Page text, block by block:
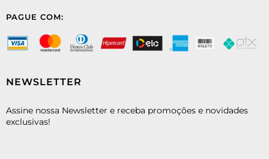
PAGUE COM:
NEWSLETTER
Assine nossa Newsletter e receba promoções e novidades
exclusivas!